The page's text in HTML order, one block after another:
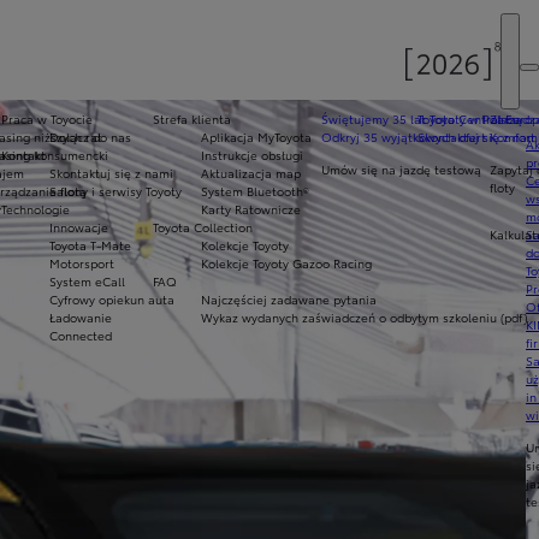
Świętujemy 35 lat Toyoty w Polsce
Odkryj 35 wyjątkowych ofert
Umów się na jazdę testową
Praca w Toyocie
Dołącz do nas
Kontakt
Skontaktuj się z nami
Salony i serwisy Toyoty
Technologie
Innowacje
Toyota T-Mate
Motorsport
System eCall
Cyfrowy opiekun auta
Ładowanie
Connected
Toyota Central
Skontaktuj się z
niższych rat
konsumencki
flotą
Komfort
Zapytaj
floty
Strefa klienta
Aplikacja MyToyota
Instrukcje obsługi
Aktualizacja map
System Bluetooth®
Karty Ratownicze
Toyota Collection
Kolekcje Toyoty
Kolekcje Toyoty Gazoo Racing
FAQ
Najczęściej zadawane pytania
Wykaz wydanych zaświadczeń o odbytym szkoleniu (pdf)